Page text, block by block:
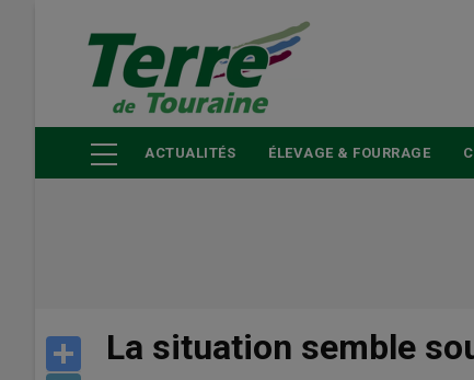
principal
ACTUALITÉS ÉLEVAGE & FOURRAGE
ShareLa situation semble